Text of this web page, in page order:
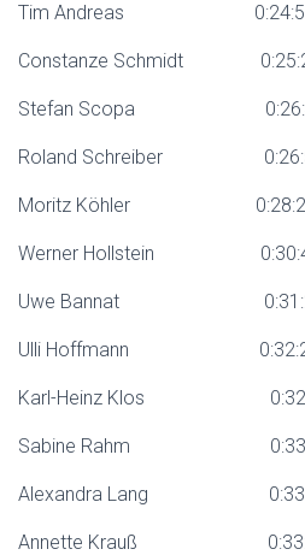
Tim Andreas
Constanze Schmidt
Stefan Scopa
Roland Schreiber
Moritz Köhler
Werner Hollstein
Uwe Bannat
Ulli Hoffmann
Karl-Heinz Klos
Sabine Rahm
Alexandra Lang
Annette Krauß